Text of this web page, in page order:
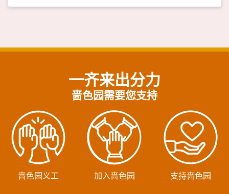
一齐来出分力
啬色园需要您支持
啬色园义工 加入啬色园 支持啬色园